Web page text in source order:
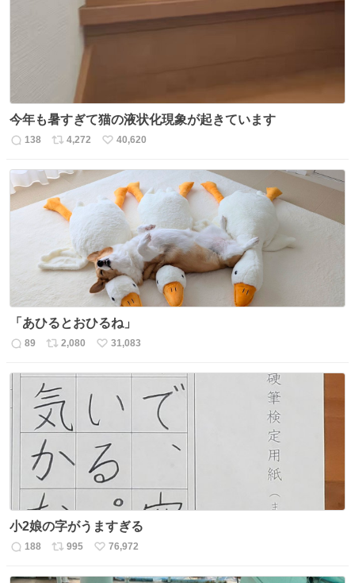
今年も暑すぎて猫の液状化現象が起きています
返
138
リ
ス
ト
数
4,272
い
ね
数
40,620
「あひるとおひるね」
返
89
リ
ト
数
2,080
い
31,083
小2娘の字がうますぎる
返
188
リ
995
い
76,972